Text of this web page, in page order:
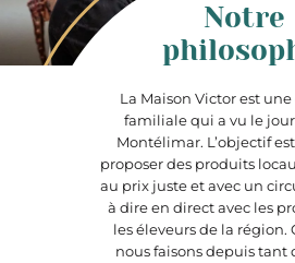
La Maison Victor est
familiale qui a vu le jour
Montélimar. L’objectif
proposer des produits
au prix juste et avec un
à dire en direct avec les
les éleveurs de la région.
nous faisons depuis tant
Notre